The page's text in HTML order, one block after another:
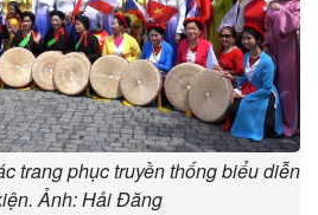
trang phục truyền thống biểu diễn
Ảnh: Hải Đăng